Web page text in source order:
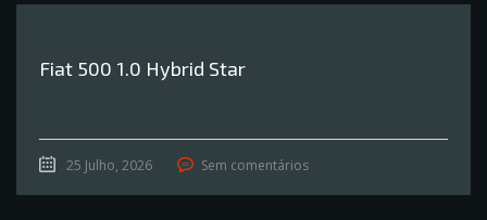
Fiat 500 1.0 Hybrid Star
25 Julho, 2026 Sem comentários